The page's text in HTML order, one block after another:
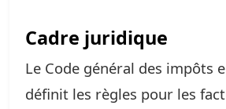
Cadre juridique
Le Code général des impôts
définit les règles pour les